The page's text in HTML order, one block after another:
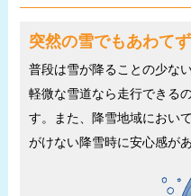
突然の雪でもあわて
普段は雪が降ることの少な
軽微な雪道なら走行できる
す。また、降雪地域におい
がけない降雪時に安心感があ